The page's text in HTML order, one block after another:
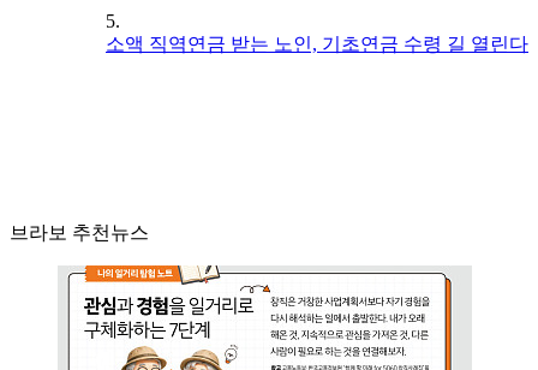
5.
소액 직역연금 받는 노인, 기초연금 수령 길 열린다
브라보 추천뉴스